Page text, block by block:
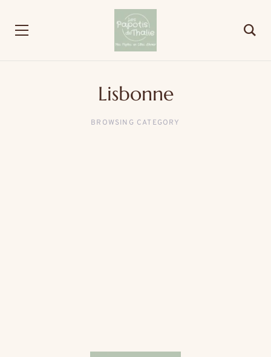
Lisbonne
BROWSING CATEGORY